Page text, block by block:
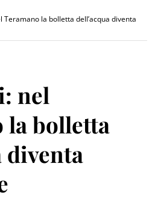
Teramano la bolletta dell’acqua diventa
nel
la bolletta
diventa